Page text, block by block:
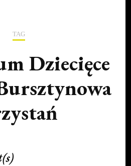
TAG
Dziecięce